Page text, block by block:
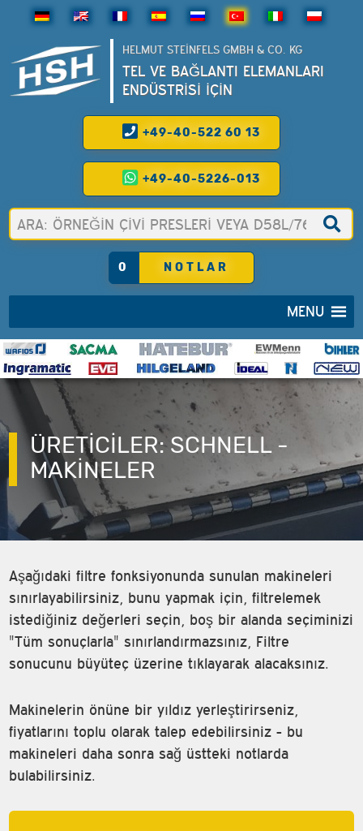
HELMUT STEINFELS GMBH & CO. KG
TEL VE BAĞLANTI ELEMANLARI
ENDÜSTRİSİ İÇİN
+49-40-522 60 13
+49-40-5226-013
0 NOTLAR
MENU
ÜRETİCİLER: SCHNELL -
MAKINELER
Aşağıdaki filtre fonksiyonunda sunulan makineleri
sınırlayabilirsiniz, bunu yapmak için, filtrelemek
istediğiniz değerleri seçin, boş bir alanda seçiminizi
"Tüm sonuçlarla" sınırlandırmazsınız, Filtre
sonucunu büyüteç üzerine tıklayarak alacaksınız.
Makinelerin önüne bir yıldız yerleştirirseniz,
fiyatlarını toplu olarak talep edebilirsiniz - bu
makineleri daha sonra sağ üstteki notlarda
bulabilirsiniz.